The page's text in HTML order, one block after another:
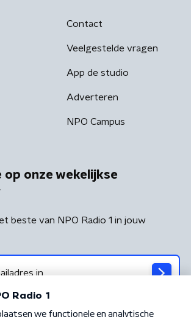
Contact
Veelgestelde vragen
App de studio
Adverteren
NPO Campus
op onze wekelijkse
beste van NPO Radio 1 in jouw